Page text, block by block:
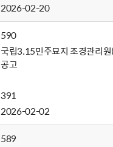
2026-02-20
590
국립3.15민주묘지 조경관리
공고
391
2026-02-02
589